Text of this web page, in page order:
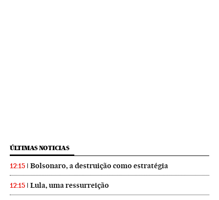
ÚLTIMAS NOTICIAS
12:15 Bolsonaro, a destruição como estratégia
12:15 Lula, uma ressurreição